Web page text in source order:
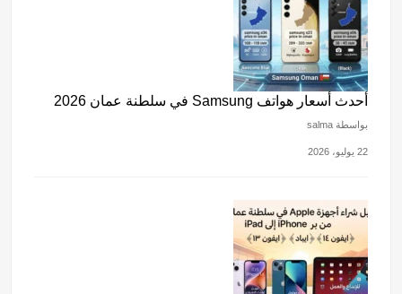
أحدث أسعار هواتف Samsung في سلطنة عمان 2026
بواسطة salma
22 يوليو، 2026